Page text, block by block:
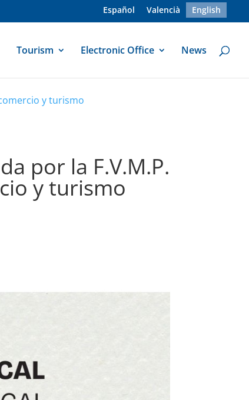
Español Valencià English
Tourism Electronic Office News
y turismo
por la F.V.M.P.
y turismo